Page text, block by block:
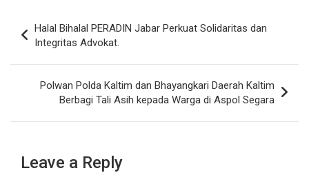
b
o
o
k
s
A
p
p
dI
n
navigation
Halal Bihalal PERADIN Jabar Perkuat Solidaritas dan
Integritas Advokat.
Polwan Polda Kaltim dan Bhayangkari Daerah Kaltim
Berbagi Tali Asih kepada Warga di Aspol Segara
Leave a Reply